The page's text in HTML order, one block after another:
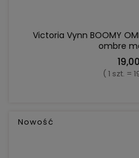
Victoria Vynn BOOMY
ombre
( 1 szt. =
Nowość